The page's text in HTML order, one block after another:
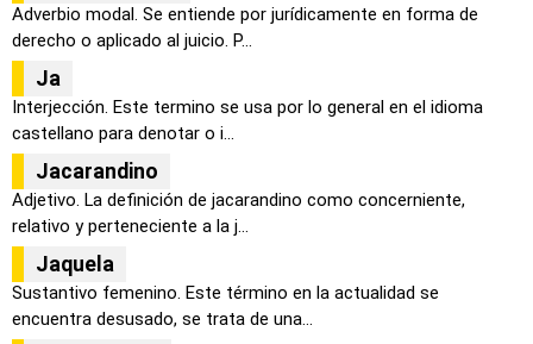
Adverbio modal. Se entiende por jurídicamente en forma de
derecho o aplicado al juicio. P...
Ja
Interjección. Este termino se usa por lo general en el idioma
castellano para denotar o i...
Jacarandino
Adjetivo. La definición de jacarandino como concerniente,
relativo y perteneciente a la j...
Jaquela
Sustantivo femenino. Este término en la actualidad se
encuentra desusado, se trata de una...